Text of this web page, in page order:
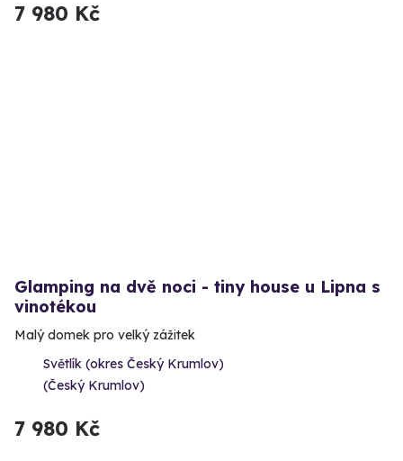
7 980 Kč
Glamping na dvě noci - tiny house u Lipna s
vinotékou
Malý domek pro velký zážitek
Světlík (okres Český Krumlov)
(Český Krumlov)
7 980 Kč